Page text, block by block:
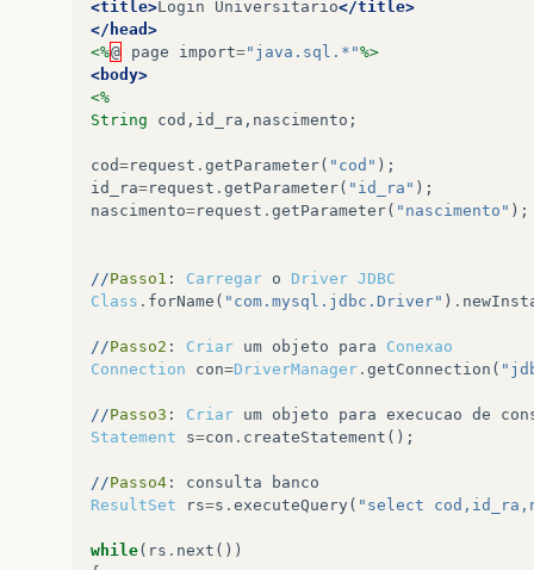
<title>Login Universitario</title>
</head>
<%@ page import="java.sql.*"%>
<body>
<%
String
cod , id_ra , nascimento ;
cod=request . getParameter( "cod" );
id_ra=request . getParameter( "id_ra" );
nascimento=request . getParameter( "nascimento" );
//Passo1 : Carregar o Driver JDBC
Class . forName ( "com.mysql.jdbc.Driver" ) .
//Passo2 : Criar um objeto para
Conexao
Connection
con=DriverManager . getConnection (
//Passo3 : Criar um objeto para execucao de
Statement
s=con . createStatement ();
//Passo4 : consulta
banco
ResultSet
rs=s . executeQuery( "select
while( rs . next ())